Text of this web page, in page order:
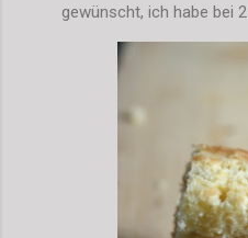
gewünscht, ich habe bei